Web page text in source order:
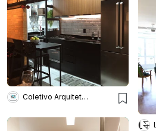
Coletivo Arquitetura